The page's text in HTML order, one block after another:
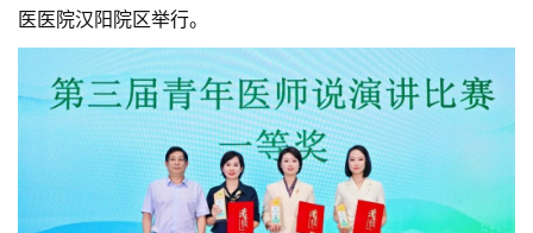
医医院汉阳院区举行。